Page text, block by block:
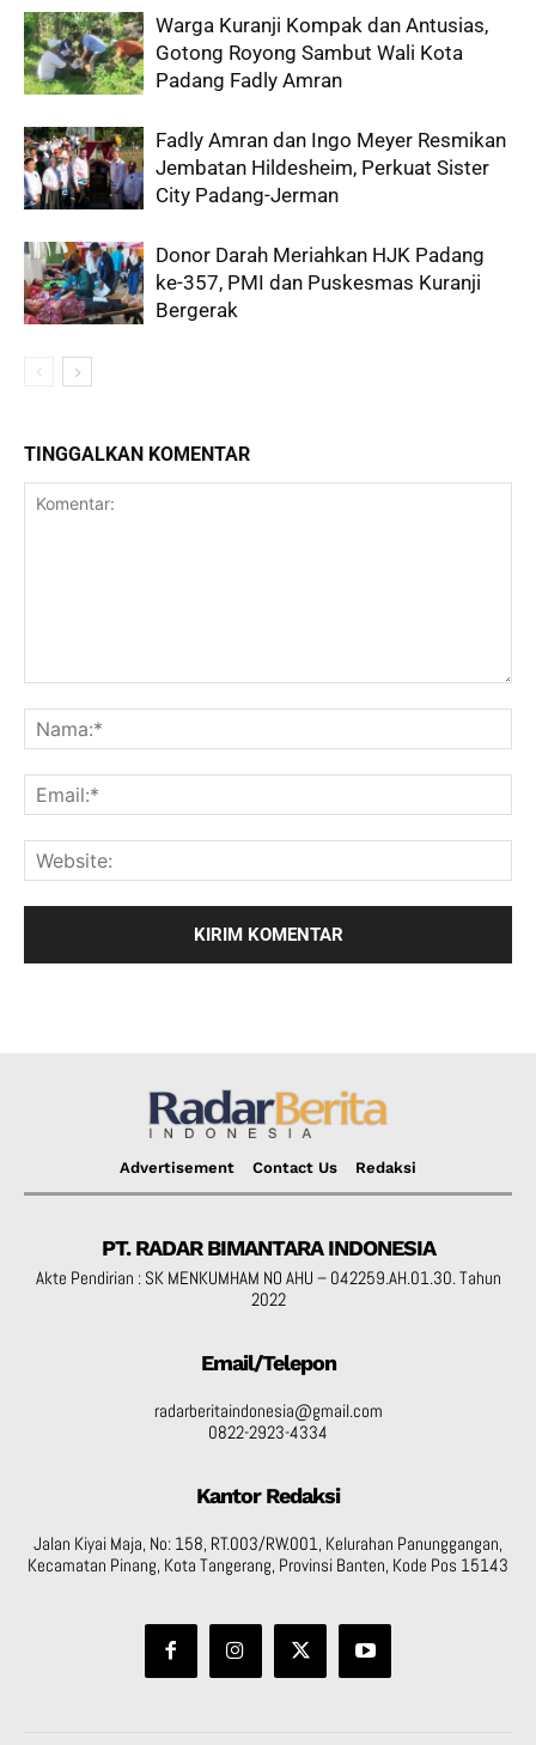
Warga Kuranji Kompak dan Antusias,
Gotong Royong Sambut Wali Kota
Padang Fadly Amran
Fadly Amran dan Ingo Meyer Resmikan
Jembatan Hildesheim, Perkuat Sister
City Padang-Jerman
Donor Darah Meriahkan HJK Padang
ke-357, PMI dan Puskesmas Kuranji
Bergerak
TINGGALKAN KOMENTAR
Advertisement Contact Us Redaksi
PT. RADAR BIMANTARA INDONESIA
Akte Pendirian : SK MENKUMHAM NO AHU – 042259.AH.01.30. Tahun
2022
Email/Telepon
radarberitaindonesia@gmail.com
0822-2923-4334
Kantor Redaksi
Jalan Kiyai Maja, No: 158, RT.003/RW.001, Kelurahan Panunggangan,
Kecamatan Pinang, Kota Tangerang, Provinsi Banten, Kode Pos 15143